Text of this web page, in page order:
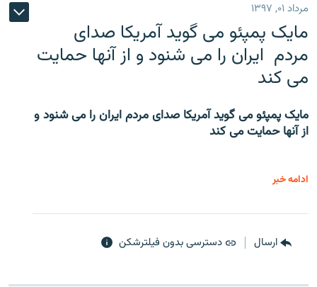
مرداد ۰۱, ۱۳۹۷
مایک پمپئو می گوید آمریکا صدای
مردم ایران را می شنود و از آنها حمایت
می کند
مایک پمپئو می گوید آمریکا صدای مردم ایران را می شنود و
از آنها حمایت می کند
ادامه خبر
ارسال دسترسی بدون فیلترشکن